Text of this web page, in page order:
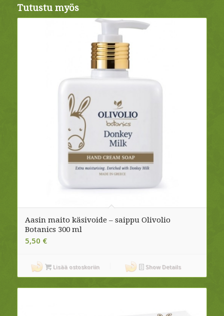
Tutustu myös
Aasin maito käsivoide – saippu Olivolio
Botanics 300 ml
5,50 €
Lisää ostoskoriin Show Details